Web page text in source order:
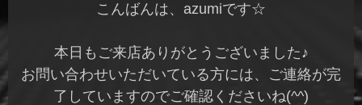
こんばんは、azumiです☆
本日もご来店ありがとうございました♪
お問い合わせいただいている方には、ご連絡が完
了していますのでご確認くださいね(^^)